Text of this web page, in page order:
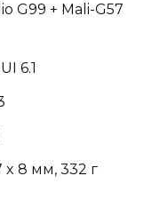
G99 + Mali-G57
6.1
x 8 мм, 332 г